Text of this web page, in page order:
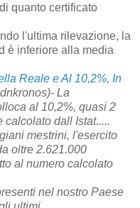
quanto certificato
l'ultima rilevazione, la
è inferiore alla media
Reale e Al 10,2%, In
La
al 10,2%, quasi 2
calcolato dall Istat.....
mestrini, l'esercito
oltre 2.621.000
al numero calcolato
nel nostro Paese